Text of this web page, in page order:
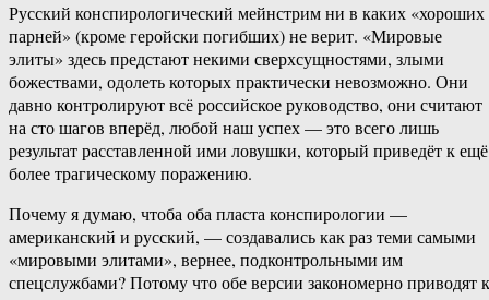
Русский конспирологический мейнстрим ни в каких «хороших
парней» (кроме геройски погибших) не верит. «Мировые
элиты» здесь предстают некими сверхсущностями, злыми
божествами, одолеть которых практически невозможно. Они
давно контролируют всё российское руководство, они считают
на сто шагов вперёд, любой наш успех — это всего лишь
результат расставленной ими ловушки, который приведёт к ещё
более трагическому поражению.
Почему я думаю, чтоба оба пласта конспирологии —
американский и русский, — создавались как раз теми самыми
«мировыми элитами», вернее, подконтрольными им
спецслужбами? Потому что обе версии закономерно приводят к